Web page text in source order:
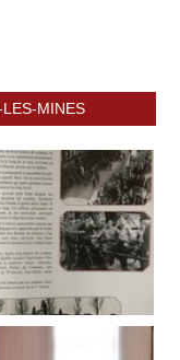
MINES